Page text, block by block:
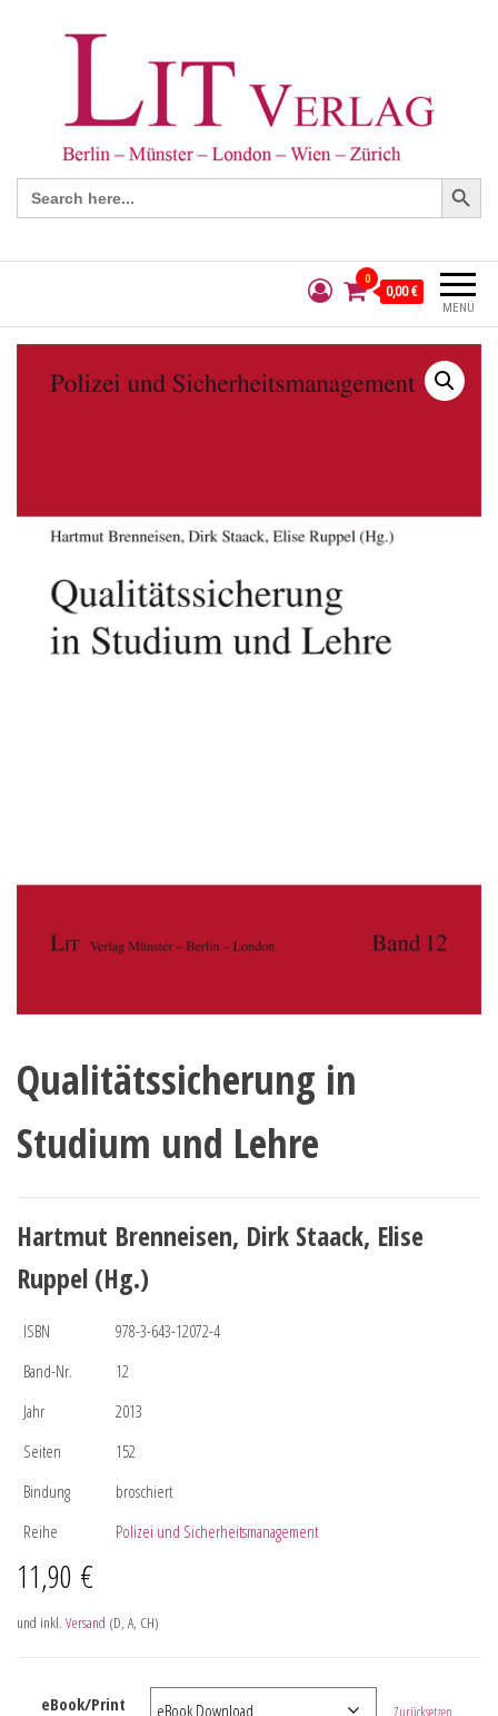
Search
for:
Search Button
MENÜ
0
0,00 €
Qualitätssicherung in
Studium und Lehre
Hartmut Brenneisen, Dirk Staack, Elise
Ruppel (Hg.)
ISBN
978-3-643-12072-4
Band-Nr.
12
Jahr
2013
Seiten
152
Bindung
broschiert
Reihe
Polizei und Sicherheitsmanagement
11,90 €
und inkl. Versand (D, A, CH)
eBook/Print Zurücksetzen